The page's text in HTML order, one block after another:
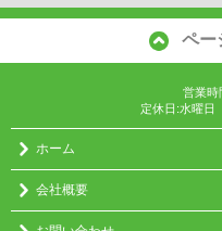
ペー
営業時
定休日:水曜日
ホーム
会社概要